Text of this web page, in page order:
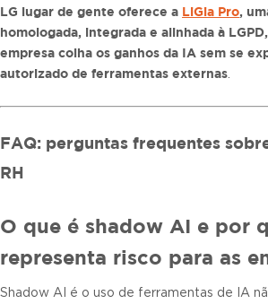
LG lugar de gente oferece a LiGia Pro,
homologada, integrada e alinhada à
empresa colha os ganhos da IA sem se
autorizado de ferramentas externas.
FAQ: perguntas frequentes
RH
O que é shadow AI e por
representa risco para as
Shadow AI é o uso de ferramentas de IA